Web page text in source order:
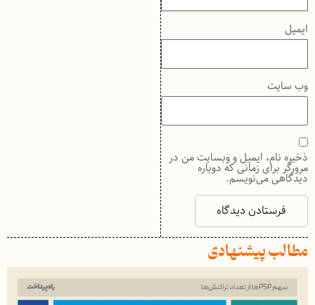
ایمیل
وب‌ سایت
ذخیره نام، ایمیل و وبسایت من در
مرورگر برای زمانی که دوباره
دیدگاهی می‌نویسم.
مطالب پیشنهادی